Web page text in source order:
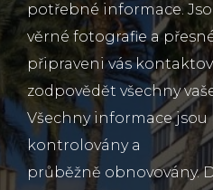
potřebné informace.
věrné fotografie a
připraveni vás
zodpovědět všechny
Všechny informace jsou
kontrolovány a
průběžně obnovovány.